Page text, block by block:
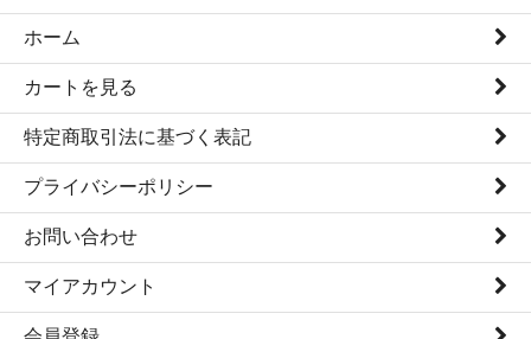
ホーム
カートを見る
特定商取引法に基づく表記
プライバシーポリシー
お問い合わせ
マイアカウント